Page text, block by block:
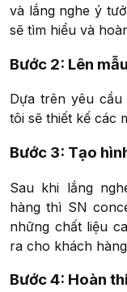
và lắng nghe ý
sẽ tìm hiểu và
Bước 2: Lên
Dựa trên yêu
tôi sẽ thiết kế các
Bước 3: Tạo
Sau khi lắng
hàng thì SN
những chất liệu
ra cho khách
Bước 4: Hoàn